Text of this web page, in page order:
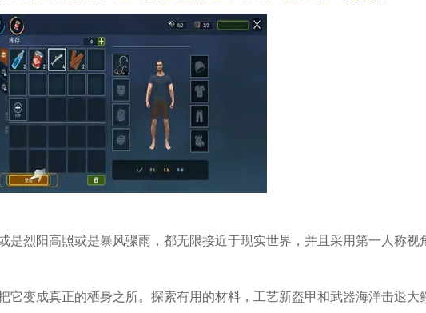
是烈阳高照或是暴风骤雨，都无限接近于现实世界，并且采用第一人称视
它变成真正的栖身之所。探索有用的材料，工艺新盔甲和武器海洋击退大